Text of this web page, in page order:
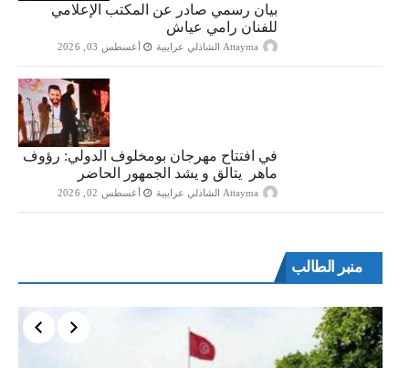
بيان رسمي صادر عن المكتب الإعلامي
للفنان رامي عياش
Attayma الشاذلي عرايبية أغسطس 03, 2026
في افتتاح مهرجان بومخلوف الدولي: رؤوف
ماهر يتالق و يشد الجمهور الحاضر
Attayma الشاذلي عرايبية أغسطس 02, 2026
منبر الطالب